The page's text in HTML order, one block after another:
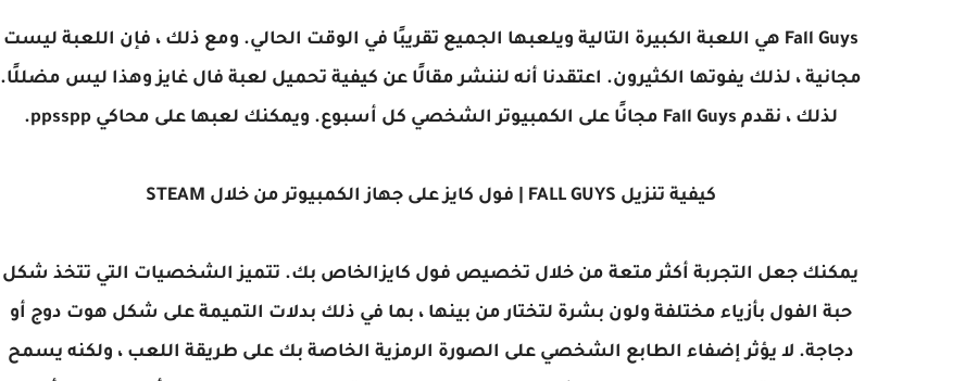
Fall Guys هي اللعبة الكبيرة التالية ويلعبها الجميع تقريبًا في الوقت الحالي. ومع ذلك ، فإن اللعبة ليست
مجانية ، لذلك يفوتها الكثيرون. اعتقدنا أنه لننشر مقالًا عن كيفية تحميل لعبة فال غايز وهذا ليس مضللًا.
لذلك ، نقدم Fall Guys مجانًا على الكمبيوتر الشخصي كل أسبوع. ويمكنك لعبها على محاكي ppsspp.
كيفية تنزيل FALL GUYS | فول كايز على جهاز الكمبيوتر من خلال STEAM
يمكنك جعل التجربة أكثر متعة من خلال تخصيص فول كايزالخاص بك. تتميز الشخصيات التي تتخذ شكل
حبة الفول بأزياء مختلفة ولون بشرة لتختار من بينها ، بما في ذلك بدلات التميمة على شكل هوت دوج أو
دجاجة. لا يؤثر إضفاء الطابع الشخصي على الصورة الرمزية الخاصة بك على طريقة اللعب ، ولكنه يسمح